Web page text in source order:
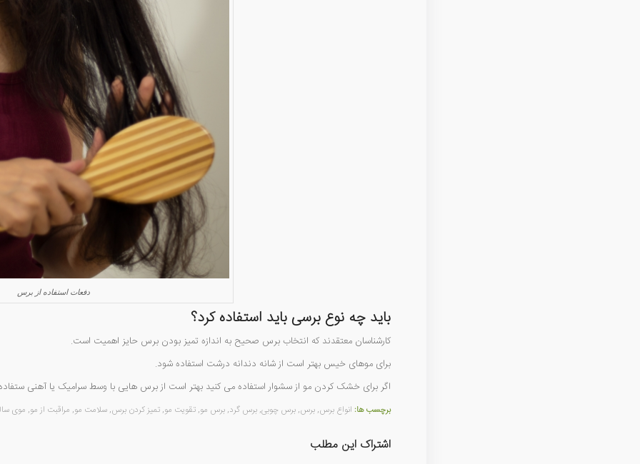
دفعات استفاده از برس
باید چه نوع برسی باید استفاده کرد؟
کارشناسان معتقدند که انتخاب برس صحیح به اندازه تمیز بودن برس حایز اهمیت است.
برای موهای خیس بهتر است از شانه دندانه درشت استفاده شود.
اگر برای خشک کردن مو از سشوار استفاده می کنید بهتر است از برس هایی با وسط سرامیک یا آهنی
برچسب ها: انواع برس, برس, برس چوبی, برس گرد, برس مو, تقویت مو, تمیز کردن برس, سلامت مو, مراقبت از مو, موی
اشتراک این مطلب